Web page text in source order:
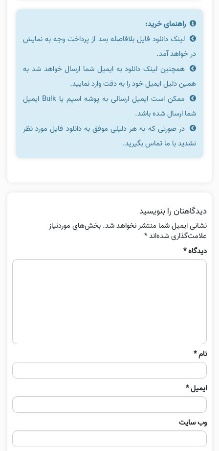
راهنمای خرید:
لینک دانلود فایل بلافاصله بعد از پرداخت وجه به نمایش
در خواهد آمد.
همچنین لینک دانلود به ایمیل شما ارسال خواهد شد به
همین دلیل ایمیل خود را به دقت وارد نمایید.
ممکن است ایمیل ارسالی به پوشه اسپم یا Bulk ایمیل
شما ارسال شده باشد.
در صورتی که به هر دلیلی موفق به دانلود فایل مورد نظر
نشدید با ما تماس بگیرید.
دیدگاهتان را بنویسید
نشانی ایمیل شما منتشر نخواهد شد. بخش‌های موردنیاز
علامت‌گذاری شده‌اند*
دیدگاه*
نام*
ایمیل*
وب‌ سایت